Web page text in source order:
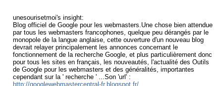
unesourisetmoi's insight:
Blog officiel de Google pour les webmasters.Une chose bien attendue
par tous les webmasters francophones, quelque peu dérangés par le
monopole de la langue anglaise, cette ouverture d'un nouveau blog
devrait relayer principalement les annonces concernant le
fonctionnement de la recherche Google, et plus particulièrement donc
pour tous les sites en français, les nouveautés, l'actualité des Outils
de Google pour les webmasters et des généralités, importantes
cependant sur la ' recherche ' ...Son 'url' :
http://googlewebmastercentral-fr.blogspot.fr/